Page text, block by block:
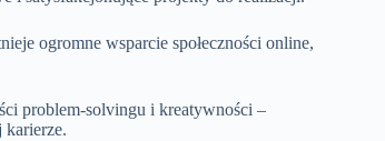
ogromne wsparcie społeczności online,
problem-solvingu i kreatywności –
karierze.